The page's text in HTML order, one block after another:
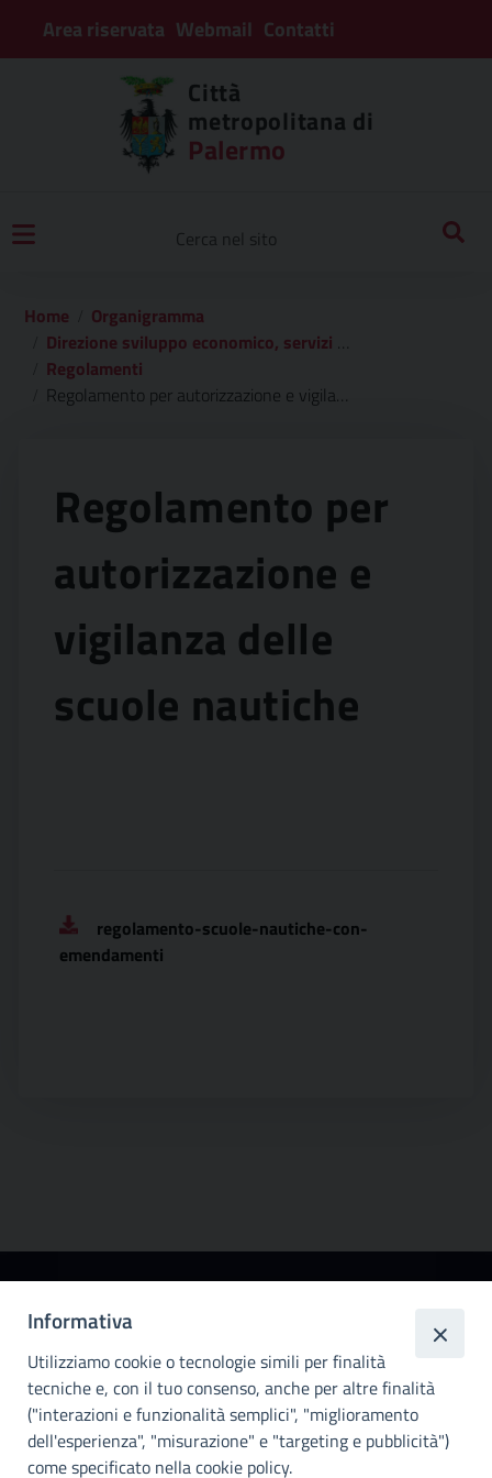
Area riservata Webmail Contatti
Città
metropolitana di
Palermo
Home
Organigramma
Direzione sviluppo economico, servizi sociali, turistici e culturali
Regolamenti
Regolamento per autorizzazione e vigilanza delle scuole nautiche
Regolamento per
autorizzazione e
vigilanza delle
scuole nautiche
regolamento-scuole-nautiche-con-
emendamenti
metropolitana di
Palermo
Info e contatti
Città Metropoliitana di Palermo
Via Maqueda, 100 - 90134 - Palermo
Informativa
Utilizziamo cookie o tecnologie simili per finalità
tecniche e, con il tuo consenso, anche per altre finalità
("interazioni e funzionalità semplici", "miglioramento
dell'esperienza", "misurazione" e "targeting e pubblicità")
come specificato nella cookie policy.